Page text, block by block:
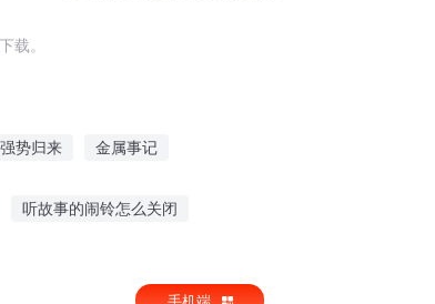
载。
势归来 金属事记
听故事的闹铃怎么关闭